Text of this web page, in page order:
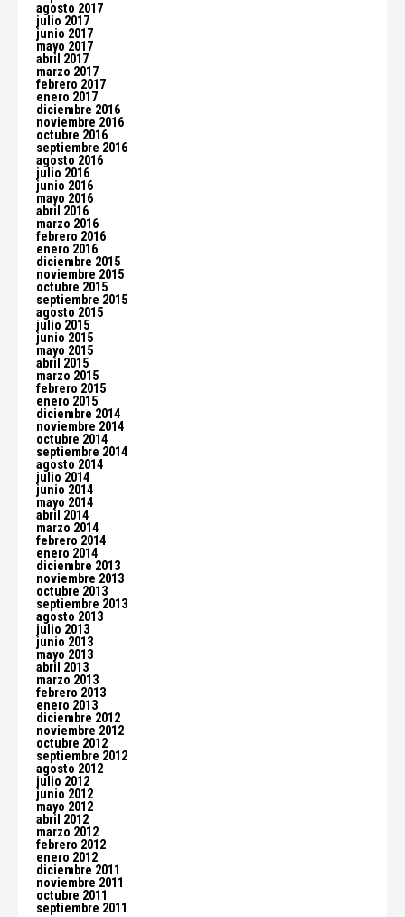
agosto 2017
julio 2017
junio 2017
mayo 2017
abril 2017
marzo 2017
febrero 2017
enero 2017
diciembre 2016
noviembre 2016
octubre 2016
septiembre 2016
agosto 2016
julio 2016
junio 2016
mayo 2016
abril 2016
marzo 2016
febrero 2016
enero 2016
diciembre 2015
noviembre 2015
octubre 2015
septiembre 2015
agosto 2015
julio 2015
junio 2015
mayo 2015
abril 2015
marzo 2015
febrero 2015
enero 2015
diciembre 2014
noviembre 2014
octubre 2014
septiembre 2014
agosto 2014
julio 2014
junio 2014
mayo 2014
abril 2014
marzo 2014
febrero 2014
enero 2014
diciembre 2013
noviembre 2013
octubre 2013
septiembre 2013
agosto 2013
julio 2013
junio 2013
mayo 2013
abril 2013
marzo 2013
febrero 2013
enero 2013
diciembre 2012
noviembre 2012
octubre 2012
septiembre 2012
agosto 2012
julio 2012
junio 2012
mayo 2012
abril 2012
marzo 2012
febrero 2012
enero 2012
diciembre 2011
noviembre 2011
octubre 2011
septiembre 2011